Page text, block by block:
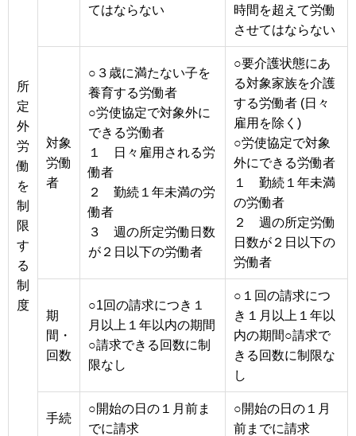
所
定
外
労
働
を
制
限
す
る
制
度
てはならない
時間を超えて労働
させてはならない
対象
労働
者
○３歳に満たない子を
養育する労働者
○労使協定で対象外に
できる労働者
１ 日々雇用される労
働者
２ 勤続１年未満の労
働者
３ 週の所定労働日数
が２日以下の労働者
○要介護状態にあ
る対象家族を介護
する労働者 (日々
雇用を除く)
○労使協定で対象
外にできる労働者
１ 勤続１年未満
の労働者
２ 週の所定労働
日数が２日以下の
労働者
期
間・
回数
○1回の請求につき１
月以上１年以内の期間
○請求できる回数に制
限なし
○１回の請求につ
き１月以上１年以
内の期間○請求で
きる回数に制限な
し
手続
○開始の日の１月前ま
でに請求
○開始の日の１月
前までに請求